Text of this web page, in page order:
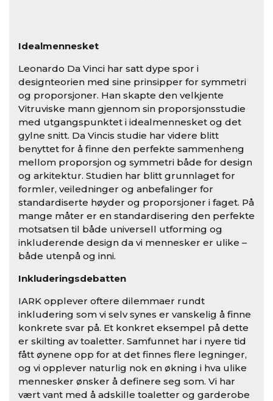
Idealmennesket
Leonardo Da Vinci har satt dype spor i
designteorien med sine prinsipper for symmetri
og proporsjoner. Han skapte den velkjente
Vitruviske mann gjennom sin proporsjonsstudie
med utgangspunktet i idealmennesket og det
gylne snitt. Da Vincis studie har videre blitt
benyttet for å finne den perfekte sammenheng
mellom proporsjon og symmetri både for design
og arkitektur. Studien har blitt grunnlaget for
formler, veiledninger og anbefalinger for
standardiserte høyder og proporsjoner i faget. På
mange måter er en standardisering den perfekte
motsatsen til både universell utforming og
inkluderende design da vi mennesker er ulike –
både utenpå og inni.
Inkluderingsdebatten
IARK opplever oftere dilemmaer rundt
inkludering som vi selv synes er vanskelig å finne
konkrete svar på. Et konkret eksempel på dette
er skilting av toaletter. Samfunnet har i nyere tid
fått øynene opp for at det finnes flere legninger,
og vi opplever naturlig nok en økning i hva ulike
mennesker ønsker å definere seg som. Vi har
vært vant med å adskille toaletter og garderobe